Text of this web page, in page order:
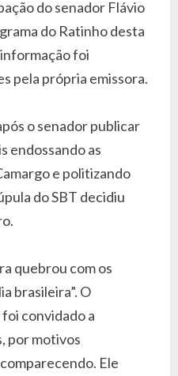
do senador Flávio
do Ratinho desta
foi
pela própria emissora.
o senador publicar
endossando as
e politizando
do SBT decidiu
quebrou com os
brasileira”. O
convidado a
por motivos
Ele